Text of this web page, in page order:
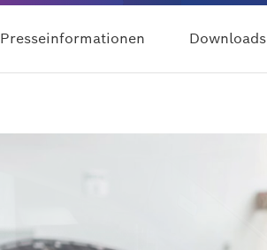
Presseinformationen Downloads